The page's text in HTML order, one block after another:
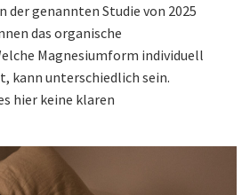
der genannten Studie von 2025
das organische
Magnesiumform individuell
kann unterschiedlich sein.
hier keine klaren